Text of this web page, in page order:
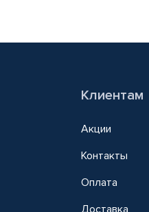
Клиентам
Акции
Контакты
Оплата
Доставка